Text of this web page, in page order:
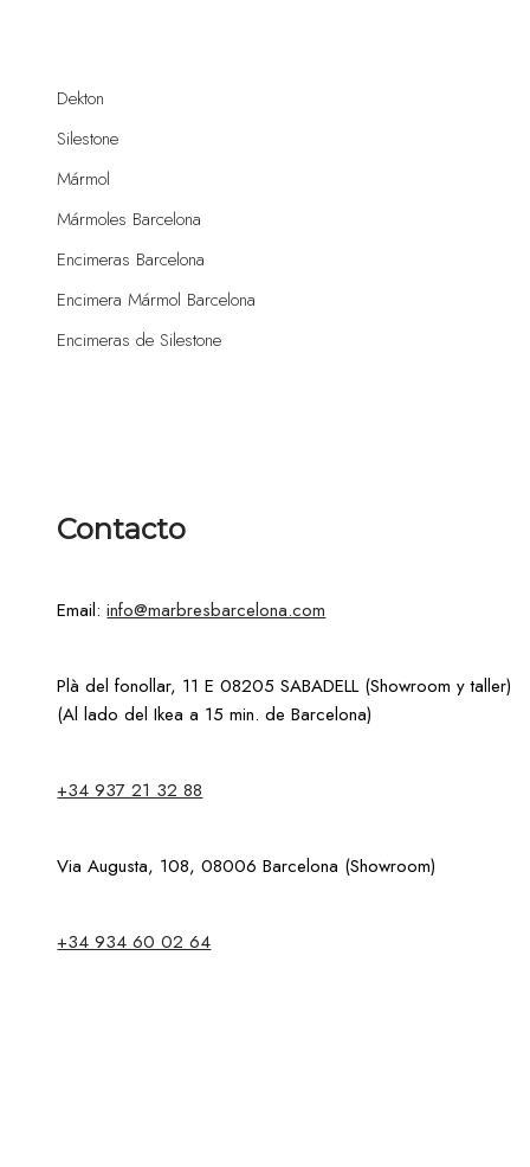
Dekton
Silestone
Mármol
Mármoles Barcelona
Encimeras Barcelona
Encimera Mármol Barcelona
Encimeras de Silestone
Contacto
Email:info@marbresbarcelona.com
Plà del fonollar, 11 E 08205 SABADELL (Showroom y taller)
(Al lado del Ikea a 15 min. de Barcelona)
+34 937 21 32 88
Via Augusta, 108, 08006 Barcelona (Showroom)
+34 934 60 02 64